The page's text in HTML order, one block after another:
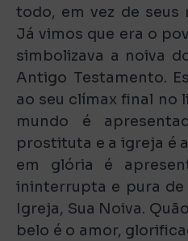
todo, em vez de seus
Já vimos que era o
simbolizava a noiva
Antigo Testamento.
ao seu clímax final no
mundo é
prostituta e a igreja é
em glória é
ininterrupta e pura de
Igreja, Sua Noiva.
belo é o amor,